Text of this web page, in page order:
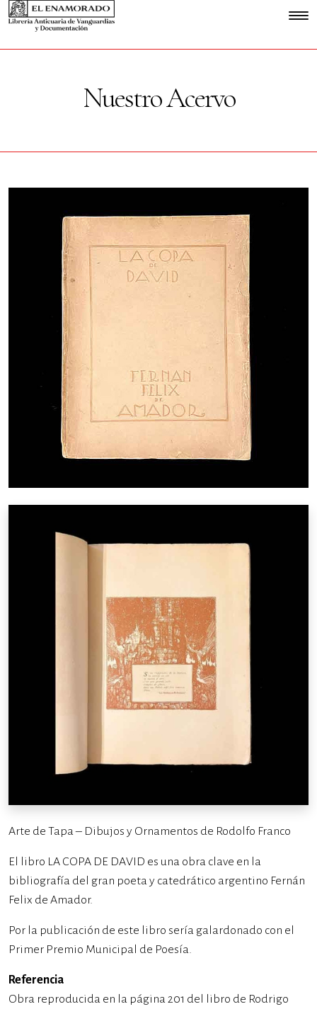
Nuestro Acervo
Arte de Tapa – Dibujos y Ornamentos de Rodolfo Franco
El libro LA COPA DE DAVID es una obra clave en la
bibliografía del gran poeta y catedrático argentino Fernán
Felix de Amador.
Por la publicación de este libro sería galardonado con el
Primer Premio Municipal de Poesía.
Referencia
Obra reproducida en la página 201 del libro de Rodrigo